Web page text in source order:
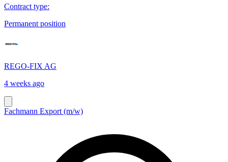
Contract type:
Permanent position
REGO-FIX AG
4 weeks ago
Fachmann Export (m/w)